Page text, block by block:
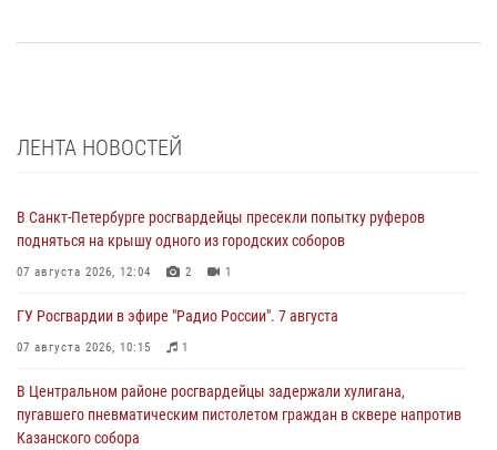
ЛЕНТА НОВОСТЕЙ
В Санкт-Петербурге росгвардейцы пресекли попытку руферов
подняться на крышу одного из городских соборов
07 августа 2026, 12:04 2 1
ГУ Росгвардии в эфире "Радио России". 7 августа
07 августа 2026, 10:15 1
В Центральном районе росгвардейцы задержали хулигана,
пугавшего пневматическим пистолетом граждан в сквере напротив
Казанского собора